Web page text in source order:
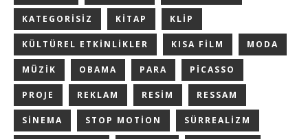
KATEGORISIZ KITAP KLIP
KÜLTÜREL ETKINLIKLER KISA FILM MODA
MÜZIK OBAMA PARA PICASSO
PROJE REKLAM RESIM RESSAM
SINEMA STOP MOTION SÜRREALIZM